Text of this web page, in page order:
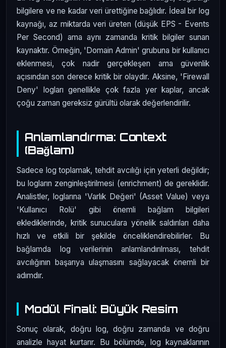
bilgilere ve ne kadar veri ürettiğine bağlıdır. İdeal bir log
kaynağı, az miktarda veri üreten (düşük EPS - Events
Per Second) ama aynı zamanda kritik bilgiler sunan
kaynaktır. Örneğin, 'Domain Admin' grubuna bir kullanıcı
eklenmesi, çok nadir gerçekleşen ama güvenlik
açısından son derece kritik bir olaydır. Aksine, 'Firewall
Deny' logları genellikle çok fazla yer kaplar, ancak
çoğu zaman gereksiz gürültü olarak değerlendirilir.
Anlamlandırma: Context
(Bağlam)
Sadece log toplamak, tehdit avcılığı için yeterli değildir;
bu logların zenginleştirilmesi (enrichment) de gereklidir.
Analistler, loglarına 'Varlık Değeri' (Asset Value) veya
'Kullanıcı Rolü' gibi önemli bağlam bilgileri
eklediklerinde, kritik sunuculara yönelik saldırıları daha
hızlı ve etkili bir şekilde önceliklendirebilirler. Bu
bağlamda log verilerinin anlamlandırılması, tehdit
avcılığının başarıya ulaşmasını sağlayacak önemli bir
adımdır.
Modül Finali: Büyük Resim
Sonuç olarak, doğru log, doğru zamanda ve doğru
analizle hayat kurtarır. Bu bölümde, log kaynaklarının